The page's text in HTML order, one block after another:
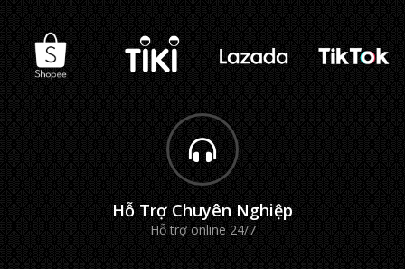
Hỗ Trợ Chuyên Nghiệp
Hỗ trợ online 24/7